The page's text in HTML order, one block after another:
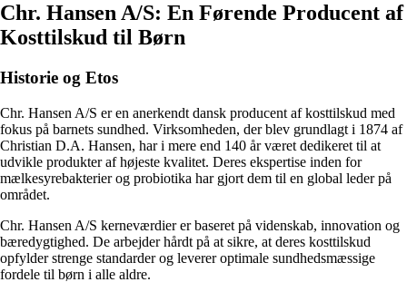
Chr. Hansen A/S: En Førende Producent af
Kosttilskud til Børn
Historie og Etos
Chr. Hansen A/S er en anerkendt dansk producent af kosttilskud med
fokus på barnets sundhed. Virksomheden, der blev grundlagt i 1874 af
Christian D.A. Hansen, har i mere end 140 år været dedikeret til at
udvikle produkter af højeste kvalitet. Deres ekspertise inden for
mælkesyrebakterier og probiotika har gjort dem til en global leder på
området.
Chr. Hansen A/S kerneværdier er baseret på videnskab, innovation og
bæredygtighed. De arbejder hårdt på at sikre, at deres kosttilskud
opfylder strenge standarder og leverer optimale sundhedsmæssige
fordele til børn i alle aldre.